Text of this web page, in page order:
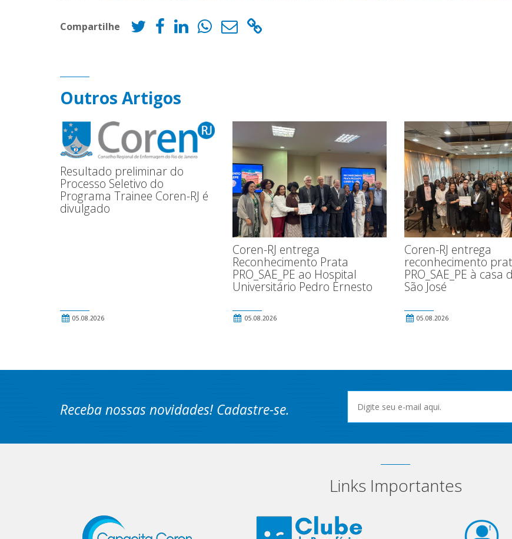
Compartilhe
Outros Artigos
Resultado preliminar do
Processo Seletivo do
Programa Trainee Coren-RJ é
divulgado
05.08.2026
Coren-RJ entrega
Reconhecimento Prata
PRO_SAE_PE ao Hospital
Universitário Pedro Ernesto
05.08.2026
Coren-RJ entrega
reconhecimento
PRO_SAE_PE à casa
São José
05.08.2026
Receba nossas novidades! Cadastre-se.
Links Importantes